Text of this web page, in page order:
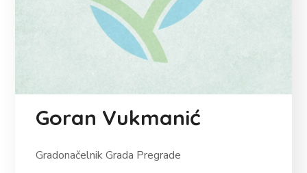
Goran Vukmanić
Gradonačelnik Grada Pregrade